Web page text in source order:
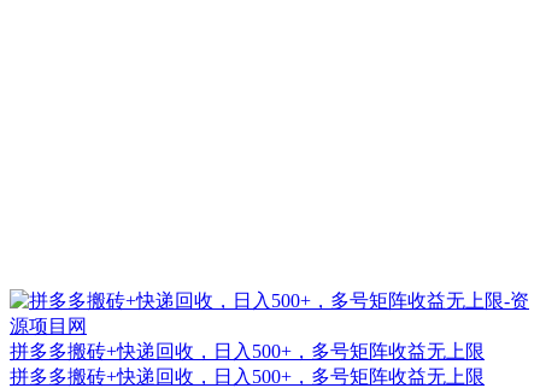
拼多多搬砖+快递回收，日入500+，多号矩阵收益无上限
拼多多搬砖+快递回收，日入500+，多号矩阵收益无上限